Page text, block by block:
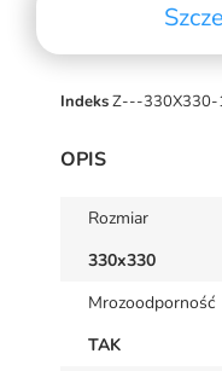
IndeksZ---330X330-
OPIS
Rozmiar
330x330
Mrozoodporność
TAK